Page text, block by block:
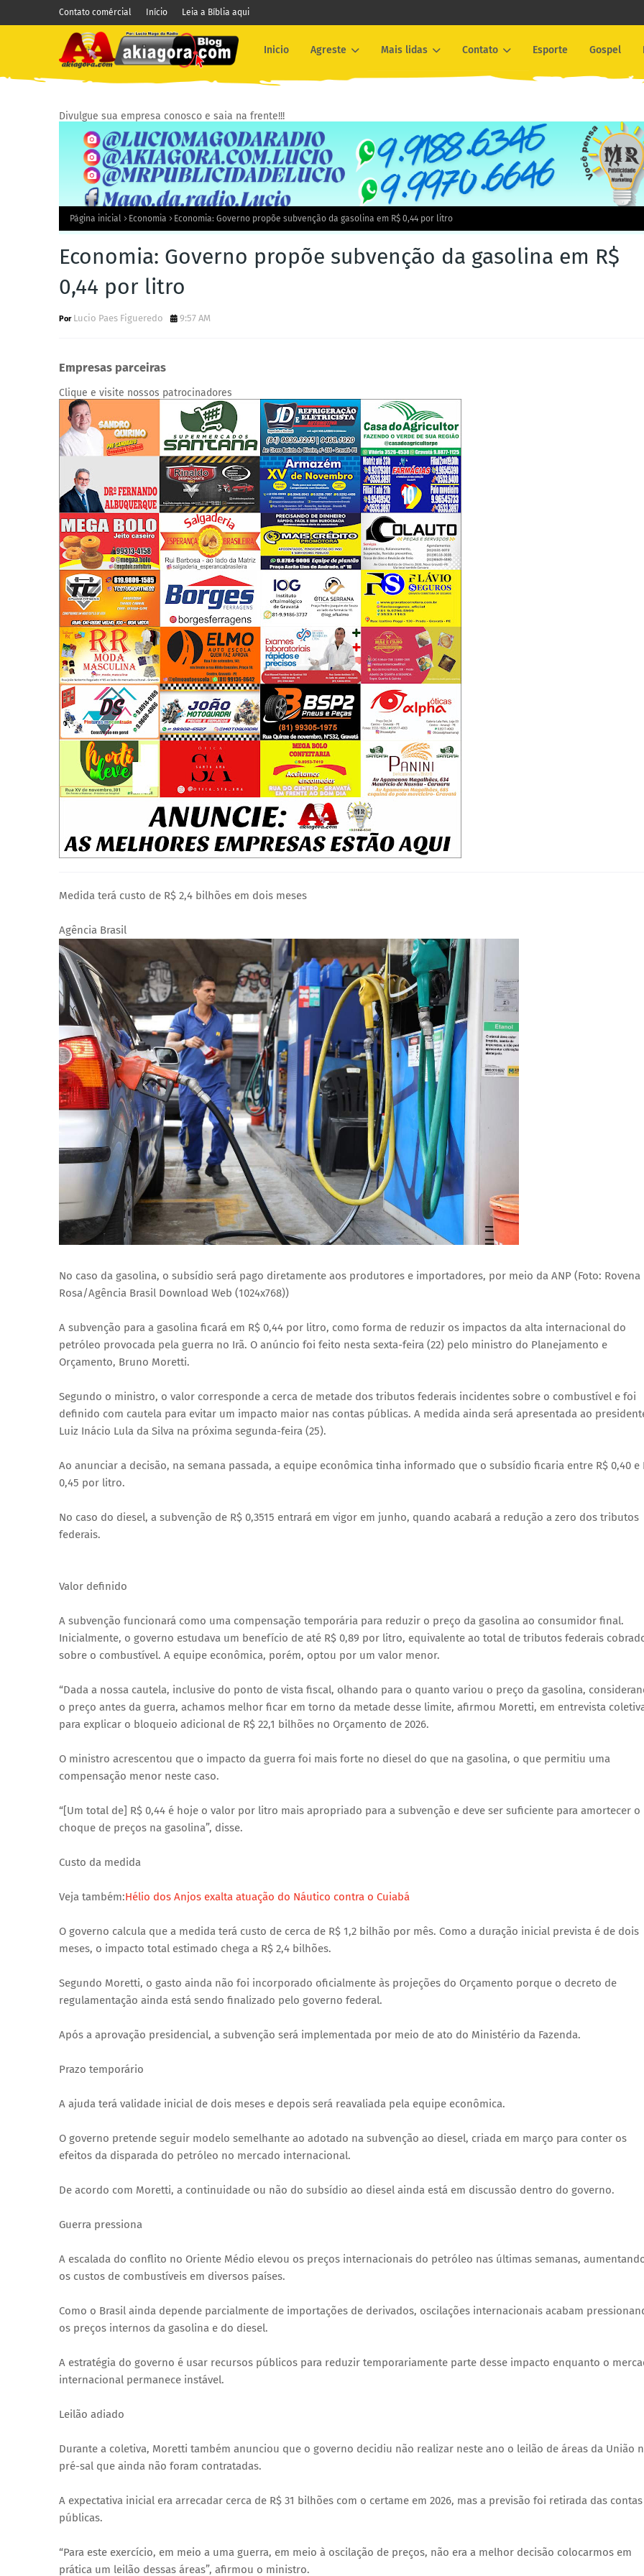
Contato comércial Início Leia a Bíblia aqui
Inicio Agreste Mais lidas Contato Esporte Gospel
Divulgue sua empresa conosco e saia na frente!!!
Página inicial Economia Economia: Governo propõe subvenção da gasolina em R$ 0,44 por litro
Economia: Governo propõe subvenção da gasolina em R$
0,44 por litro
Lucio Paes Figueredo 9:57 AM
Empresas parceiras
Clique e visite nossos patrocinadores
Medida terá custo de R$ 2,4 bilhões em dois meses
Agência Brasil
No caso da gasolina, o subsídio será pago diretamente aos produtores e importadores, por meio da ANP (Foto: Rovena
Rosa/Agência Brasil Download Web (1024x768))
A subvenção para a gasolina ficará em R$ 0,44 por litro, como forma de reduzir os impactos da alta internacional do
petróleo provocada pela guerra no Irã. O anúncio foi feito nesta sexta-feira (22) pelo ministro do Planejamento e
Orçamento, Bruno Moretti.
Segundo o ministro, o valor corresponde a cerca de metade dos tributos federais incidentes sobre o combustível e foi
definido com cautela para evitar um impacto maior nas contas públicas. A medida ainda será apresentada ao
Luiz Inácio Lula da Silva na próxima segunda-feira (25).
Ao anunciar a decisão, na semana passada, a equipe econômica tinha informado que o subsídio ficaria entre R$ 0,40 e
0,45 por litro.
No caso do diesel, a subvenção de R$ 0,3515 entrará em vigor em junho, quando acabará a redução a zero dos tributos
federais.
Valor definido
A subvenção funcionará como uma compensação temporária para reduzir o preço da gasolina ao consumidor final.
Inicialmente, o governo estudava um benefício de até R$ 0,89 por litro, equivalente ao total de tributos federais
sobre o combustível. A equipe econômica, porém, optou por um valor menor.
“Dada a nossa cautela, inclusive do ponto de vista fiscal, olhando para o quanto variou o preço da gasolina,
o preço antes da guerra, achamos melhor ficar em torno da metade desse limite, afirmou Moretti, em entrevista
para explicar o bloqueio adicional de R$ 22,1 bilhões no Orçamento de 2026.
O ministro acrescentou que o impacto da guerra foi mais forte no diesel do que na gasolina, o que permitiu uma
compensação menor neste caso.
“[Um total de] R$ 0,44 é hoje o valor por litro mais apropriado para a subvenção e deve ser suficiente para amortecer o
choque de preços na gasolina”, disse.
Custo da medida
Veja também:Hélio dos Anjos exalta atuação do Náutico contra o Cuiabá
O governo calcula que a medida terá custo de cerca de R$ 1,2 bilhão por mês. Como a duração inicial prevista é de dois
meses, o impacto total estimado chega a R$ 2,4 bilhões.
Segundo Moretti, o gasto ainda não foi incorporado oficialmente às projeções do Orçamento porque o decreto de
regulamentação ainda está sendo finalizado pelo governo federal.
Após a aprovação presidencial, a subvenção será implementada por meio de ato do Ministério da Fazenda.
Prazo temporário
A ajuda terá validade inicial de dois meses e depois será reavaliada pela equipe econômica.
O governo pretende seguir modelo semelhante ao adotado na subvenção ao diesel, criada em março para conter os
efeitos da disparada do petróleo no mercado internacional.
De acordo com Moretti, a continuidade ou não do subsídio ao diesel ainda está em discussão dentro do governo.
Guerra pressiona
A escalada do conflito no Oriente Médio elevou os preços internacionais do petróleo nas últimas semanas,
os custos de combustíveis em diversos países.
Como o Brasil ainda depende parcialmente de importações de derivados, oscilações internacionais acabam
os preços internos da gasolina e do diesel.
A estratégia do governo é usar recursos públicos para reduzir temporariamente parte desse impacto enquanto o
internacional permanece instável.
Leilão adiado
Durante a coletiva, Moretti também anunciou que o governo decidiu não realizar neste ano o leilão de áreas da União
pré-sal que ainda não foram contratadas.
A expectativa inicial era arrecadar cerca de R$ 31 bilhões com o certame em 2026, mas a previsão foi retirada das contas
públicas.
“Para este exercício, em meio a uma guerra, em meio à oscilação de preços, não era a melhor decisão colocarmos em
prática um leilão dessas áreas”, afirmou o ministro.